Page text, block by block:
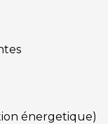
énergetique)